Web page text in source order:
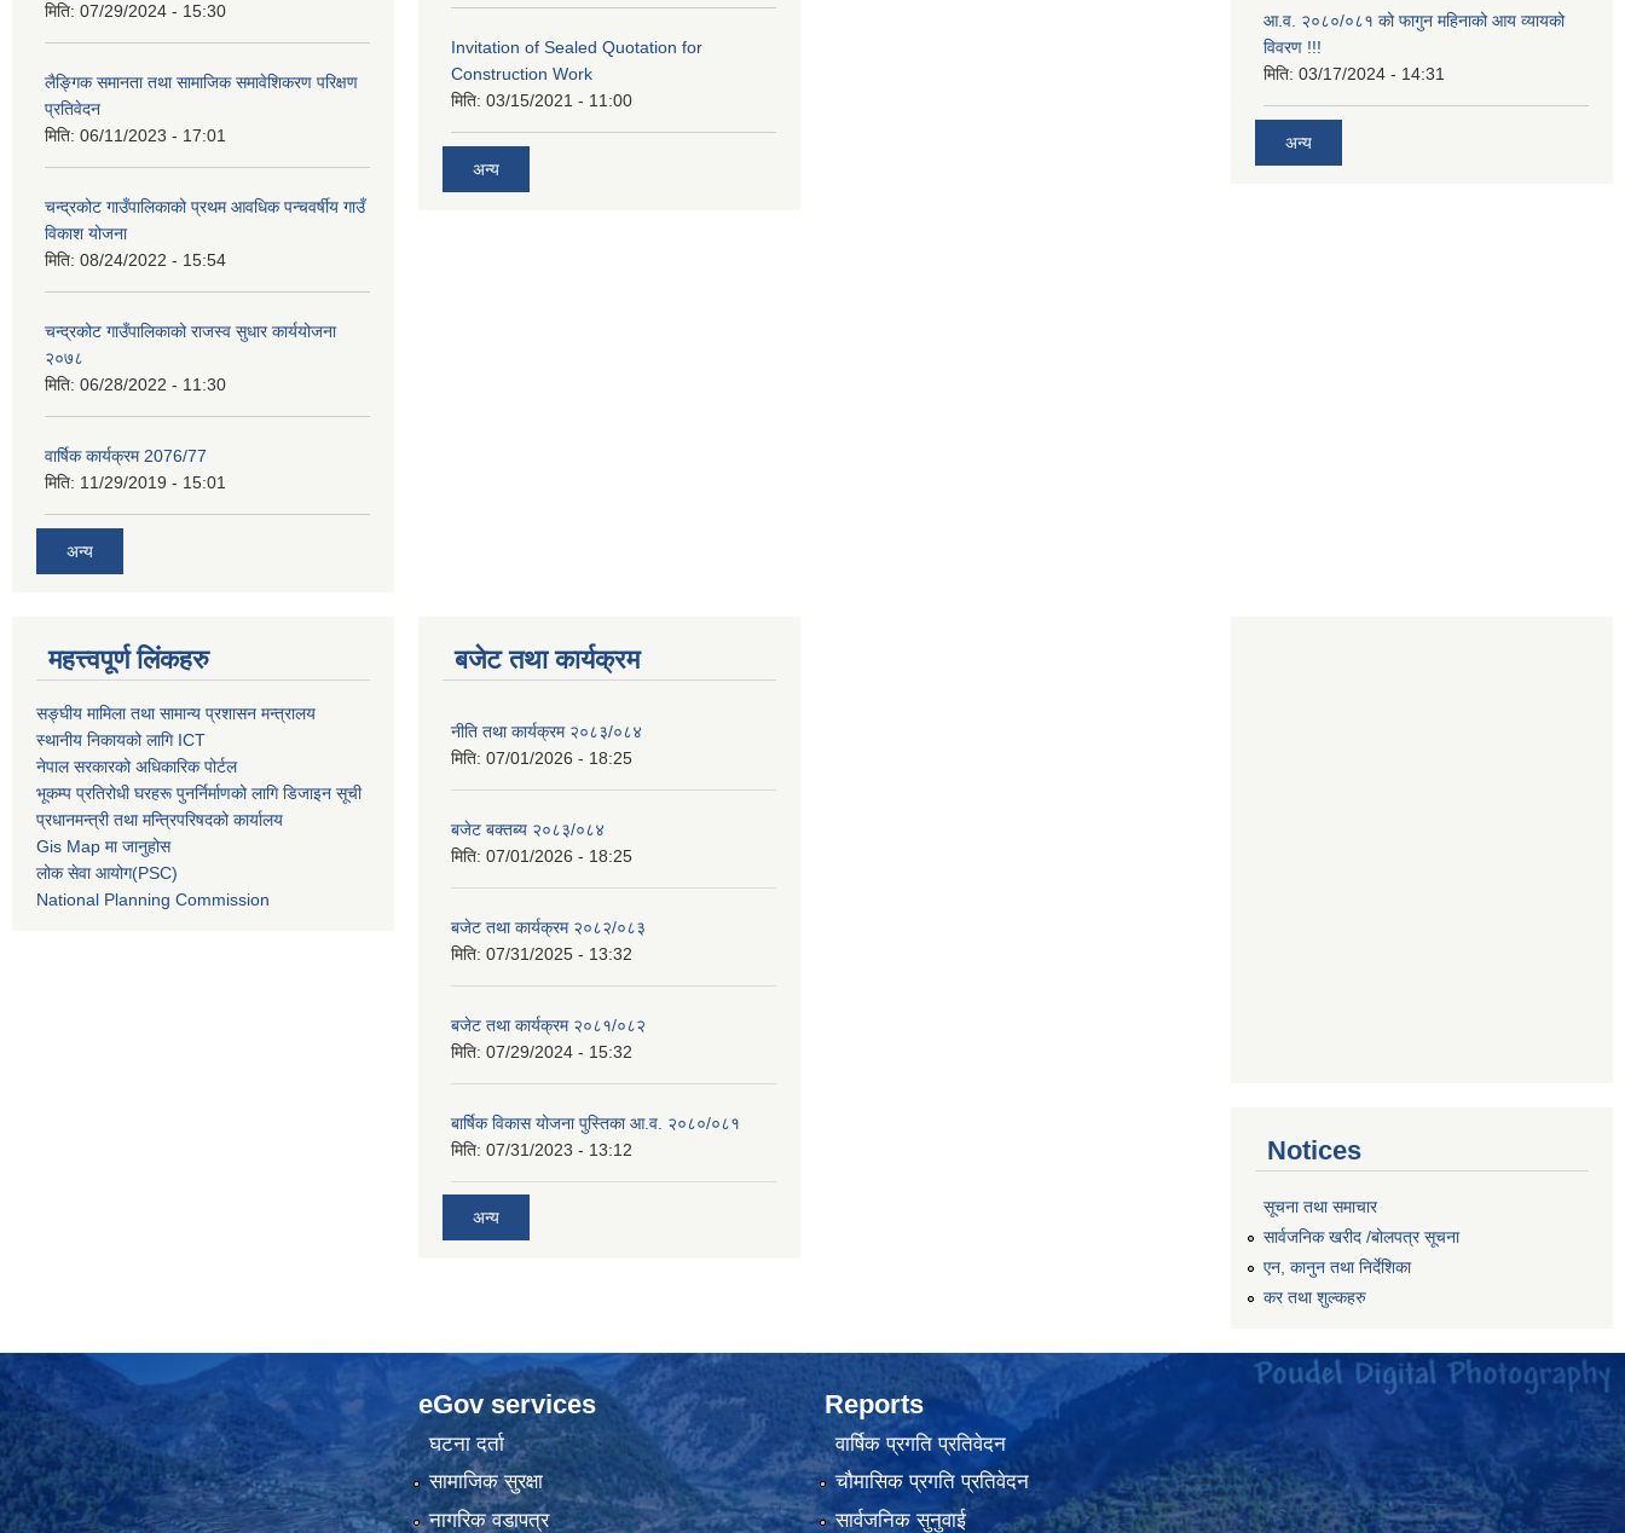
मिति: 07/29/2024 - 15:30
लैङ्गिक समानता तथा सामाजिक समावेशिकरण परिक्षण
प्रतिवेदन
मिति: 06/11/2023 - 17:01
चन्द्रकोट गाउँपालिकाको प्रथम आवधिक पन्चवर्षीय गाउँ
विकाश योजना
मिति: 08/24/2022 - 15:54
चन्द्रकोट गाउँपालिकाको राजस्व सुधार कार्ययोजना
२०७८
मिति: 06/28/2022 - 11:30
वार्षिक कार्यक्रम 2076/77
मिति: 11/29/2019 - 15:01
अन्य
Invitation of Sealed Quotation for
Construction Work
मिति: 03/15/2021 - 11:00
अन्य
आ.व. २०८०/०८१ को फागुन महिनाको आय व्यायको
विवरण !!!
मिति: 03/17/2024 - 14:31
अन्य
महत्त्वपूर्ण लिंकहरु
सङ्घीय मामिला तथा सामान्य प्रशासन मन्त्रालय
स्थानीय निकायको लागि ICT
नेपाल सरकारको अधिकारिक पोर्टल
भूकम्प प्रतिरोधी घरहरू पुनर्निर्माणको लागि डिजाइन सूची
प्रधानमन्त्री तथा मन्त्रिपरिषदको कार्यालय
Gis Map मा जानुहोस
लोक सेवा आयोग(PSC)
National Planning Commission
बजेट तथा कार्यक्रम
नीति तथा कार्यक्रम २०८३/०८४
मिति: 07/01/2026 - 18:25
बजेट बक्तब्य २०८३/०८४
मिति: 07/01/2026 - 18:25
बजेट तथा कार्यक्रम २०८२/०८३
मिति: 07/31/2025 - 13:32
बजेट तथा कार्यक्रम २०८१/०८२
मिति: 07/29/2024 - 15:32
बार्षिक विकास योजना पुस्तिका आ.व. २०८०/०८१
मिति: 07/31/2023 - 13:12
अन्य
Notices
सूचना तथा समाचार
सार्वजनिक खरीद /बोलपत्र सूचना
एन, कानुन तथा निर्देशिका
कर तथा शुल्कहरु
eGov services
घटना दर्ता
सामाजिक सुरक्षा
नागरिक वडापत्र
Reports
वार्षिक प्रगति प्रतिवेदन
चौमासिक प्रगति प्रतिवेदन
सार्वजनिक सुनुवाई